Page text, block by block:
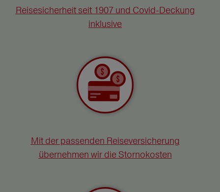
Reisesicherheit seit 1907 und Covid-Deckung
inklusive
Mit der passenden Reiseversicherung
übernehmen wir die Stornokosten